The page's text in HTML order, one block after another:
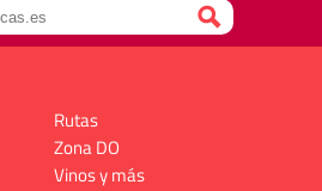
Rutas
Zona DO
Vinos y más